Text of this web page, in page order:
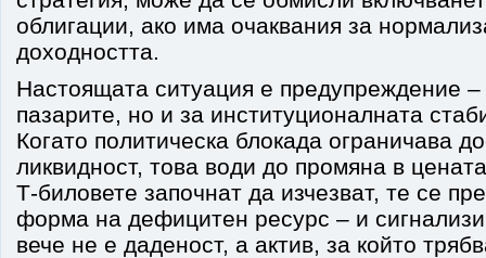
облигации, ако има очаквания за
доходността.
Настоящата ситуация е предупреждение
пазарите, но и за институционалната
Когато политическа блокада ограничава
ликвидност, това води до промяна в
T‑биловете започнат да изчезват, те се
форма на дефицитен ресурс – и
вече не е даденост, а актив, за който